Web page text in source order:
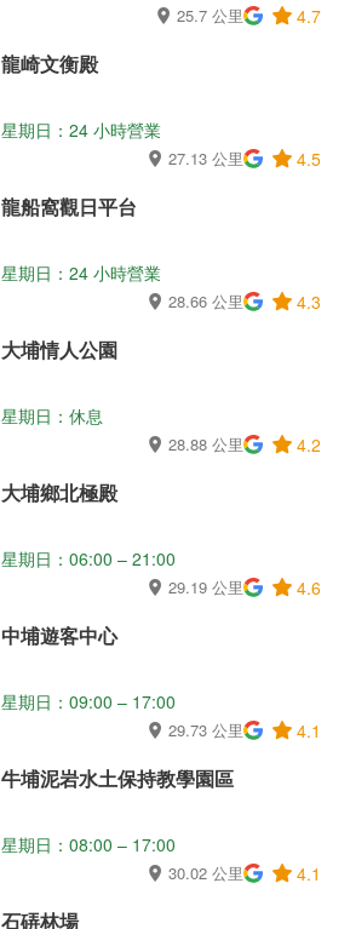
25.7 公里 4.7
龍崎文衡殿
星期日：24 小時營業
27.13 公里 4.5
龍船窩觀日平台
星期日：24 小時營業
28.66 公里 4.3
大埔情人公園
星期日：休息
28.88 公里 4.2
大埔鄉北極殿
星期日：06:00 – 21:00
29.19 公里 4.6
中埔遊客中心
星期日：09:00 – 17:00
29.73 公里 4.1
牛埔泥岩水土保持教學園區
星期日：08:00 – 17:00
30.02 公里 4.1
石硦林場